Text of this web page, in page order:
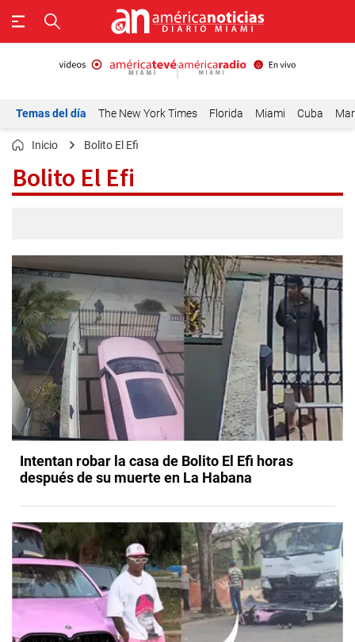
Temas del día The New York Times Florida Miami Cuba
Inicio Bolito El Efi
Bolito El Efi
Intentan robar la casa de Bolito El Efi horas
después de su muerte en La Habana